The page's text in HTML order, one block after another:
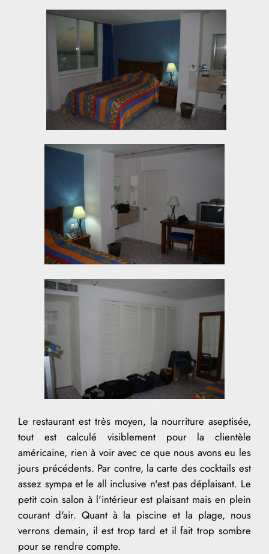
Le restaurant est très moyen, la nourriture aseptisée,
tout est calculé visiblement pour la clientèle
américaine, rien à voir avec ce que nous avons eu les
jours précédents. Par contre, la carte des cocktails est
assez sympa et le all inclusive n'est pas déplaisant. Le
petit coin salon à l'intérieur est plaisant mais en plein
courant d'air. Quant à la piscine et la plage, nous
verrons demain, il est trop tard et il fait trop sombre
pour se rendre compte.